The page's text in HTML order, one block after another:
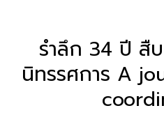
รำลึก 34 ปี สื
นิทรรศการ A